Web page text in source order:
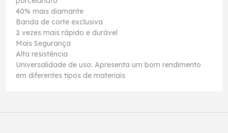
40% mais diamante
Banda de corte exclusiva
2 vezes mais rápido e durável
Mais Segurança
Alta resistência
Universalidade de uso: Apresenta um bom rendimento
em diferentes tipos de materiais